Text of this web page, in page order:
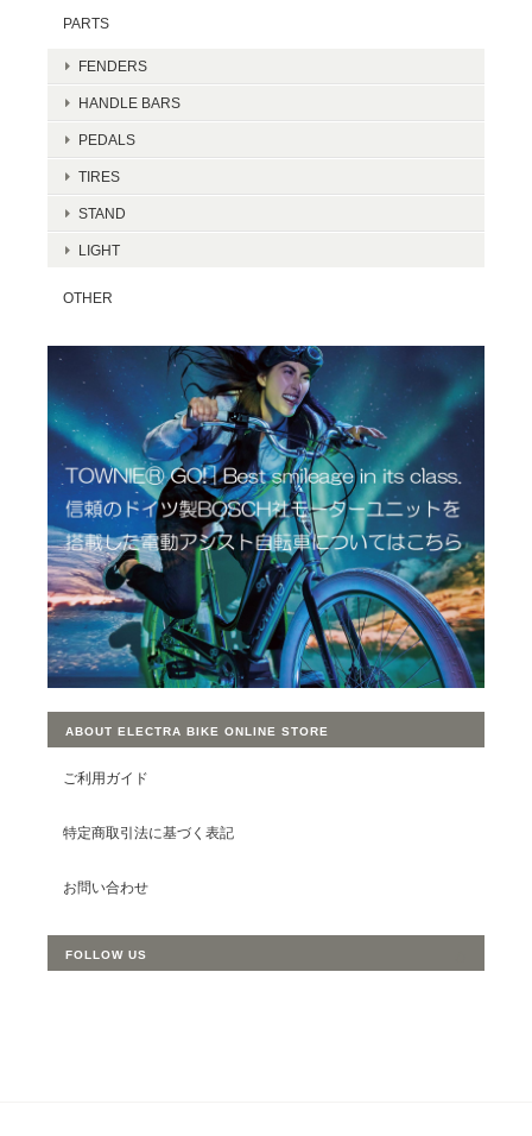
PARTS
FENDERS
HANDLE BARS
PEDALS
TIRES
STAND
LIGHT
OTHER
ABOUT ELECTRA BIKE ONLINE STORE
ご利用ガイド
特定商取引法に基づく表記
お問い合わせ
FOLLOW US